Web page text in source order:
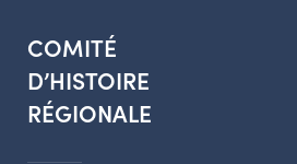
COMITÉ
D’HISTOIRE
RÉGIONALE